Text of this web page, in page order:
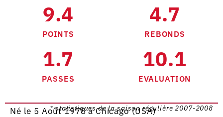
9.4
POINTS
4.7
REBONDS
1.7
PASSES
10.1
EVALUATION
* statistiques de la saison régulière 2007-2008
Né le 5 Août 1978 à Chicago (USA)